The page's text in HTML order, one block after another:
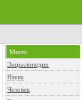
Меню
Энциклопедии
Наука
Человек